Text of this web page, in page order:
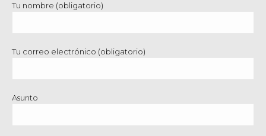
Tu nombre (obligatorio)
Tu correo electrónico (obligatorio)
Asunto